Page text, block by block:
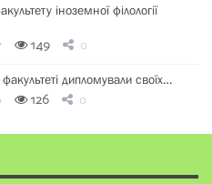
іноземної філології
149 0
дипломували своїх…
126 0